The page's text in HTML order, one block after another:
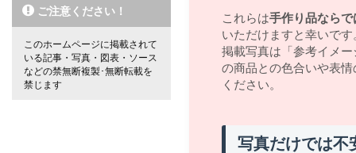
これらは手作り品なら
いただけますと幸いです
掲載写真は「参考イメ
の商品との色合いや表
ください。
写真だけでは不
ご注意ください！
このホームページに掲載されて
いる記事・写真・図表・ソース
などの禁無断複製･無断転載を
禁じます